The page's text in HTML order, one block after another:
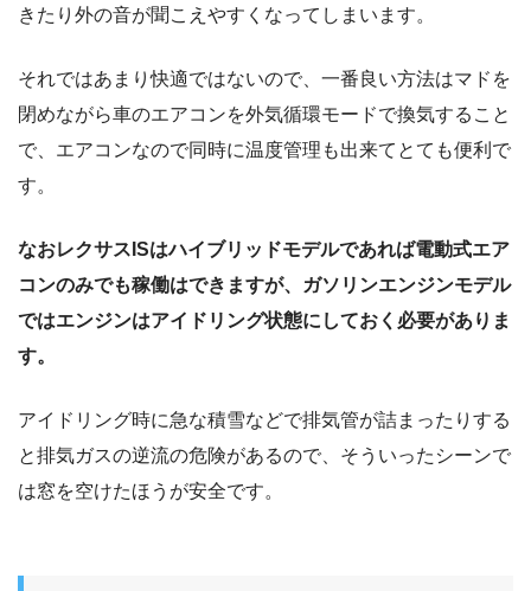
きたり外の音が聞こえやすくなってしまいます。
それではあまり快適ではないので、一番良い方法はマドを
閉めながら車のエアコンを外気循環モードで換気すること
で、エアコンなので同時に温度管理も出来てとても便利で
す。
なおレクサスISはハイブリッドモデルであれば電動式エア
コンのみでも稼働はできますが、ガソリンエンジンモデル
ではエンジンはアイドリング状態にしておく必要がありま
す。
アイドリング時に急な積雪などで排気管が詰まったりする
と排気ガスの逆流の危険があるので、そういったシーンで
は窓を空けたほうが安全です。